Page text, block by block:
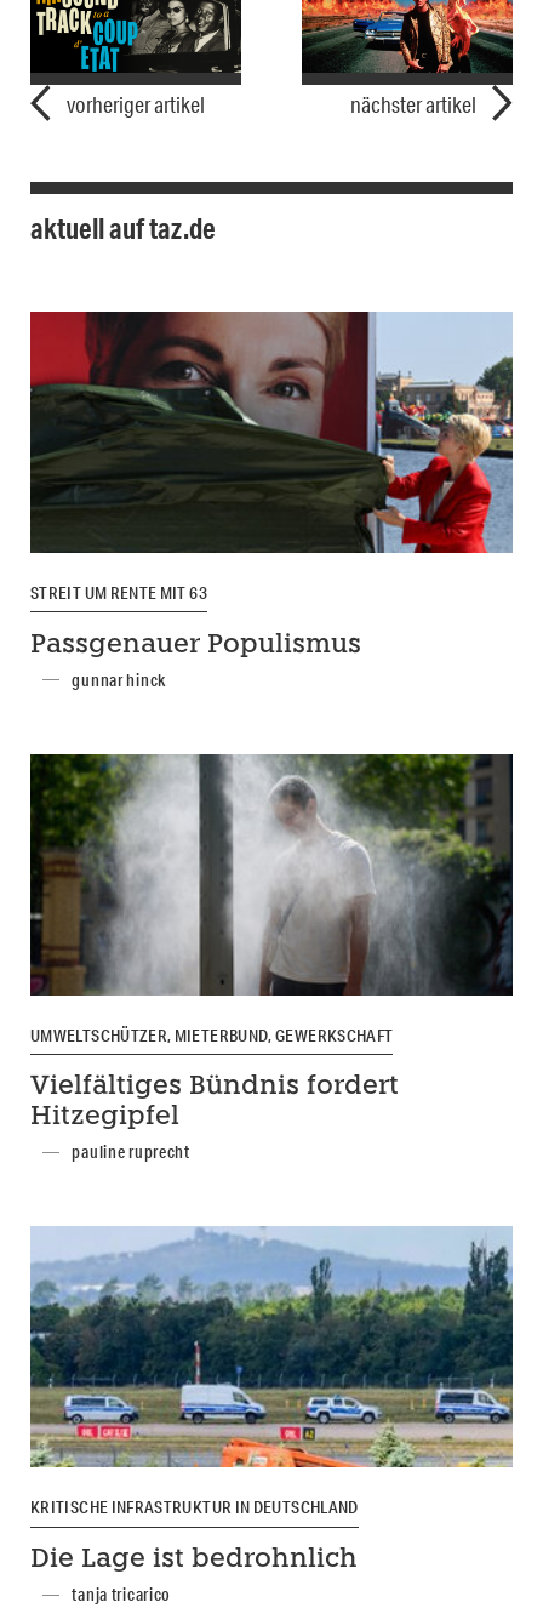
vorheriger artikel nächster artikel
aktuell auf taz.de
STREIT UM RENTE MIT 63
Passgenauer Populismus
gunnar hinck
UMWELTSCHÜTZER, MIETERBUND, GEWERKSCHAFT
Vielfältiges Bündnis fordert
Hitzegipfel
pauline ruprecht
KRITISCHE INFRASTRUKTUR IN DEUTSCHLAND
Die Lage ist bedrohnlich
tanja tricarico